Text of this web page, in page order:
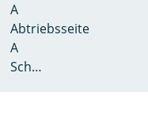
A
Abtriebsseite
A
Sch…